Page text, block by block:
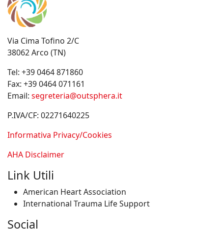
Via Cima Tofino 2/C
38062 Arco (TN)
Tel: +39 0464 871860
Fax: +39 0464 071161
Email: segreteria@outsphera.it
P.IVA/CF: 02271640225
Informativa Privacy/Cookies
AHA Disclaimer
Link Utili
American Heart Association
International Trauma Life Support
Social